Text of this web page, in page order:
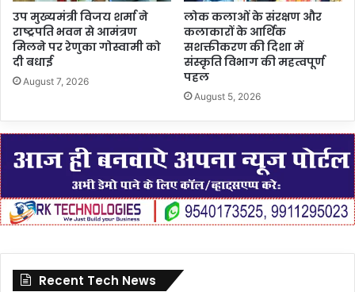
उप मुख्यमंत्री विजय शर्मा ने
राष्ट्रपति भवन से आमंत्रण
मिलने पर रेणुका गोस्वामी को
दी बधाई
August 7, 2026
लोक कलाओं के संरक्षण और
कलाकारों के आर्थिक
सशक्तीकरण की दिशा में
संस्कृति विभाग की महत्वपूर्ण
पहल
August 5, 2026
Recent Tech News